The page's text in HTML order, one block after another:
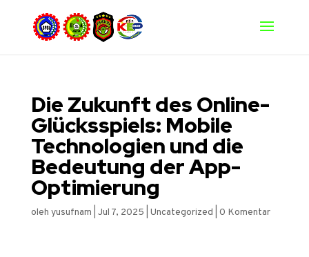
Die Zukunft des Online-
Glücksspiels: Mobile
Technologien und die
Bedeutung der App-
Optimierung
oleh yusufnam Jul 7, 2025 Uncategorized 0 Komentar